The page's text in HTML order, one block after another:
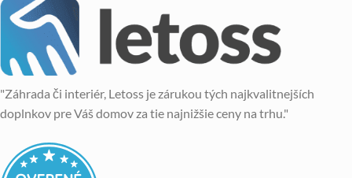
"Záhrada či interiér, Letoss je zárukou tých najkvalitnejších
doplnkov pre Váš domov za tie najnižšie ceny na trhu."